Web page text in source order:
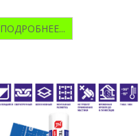
ПОДРОБНЕЕ...